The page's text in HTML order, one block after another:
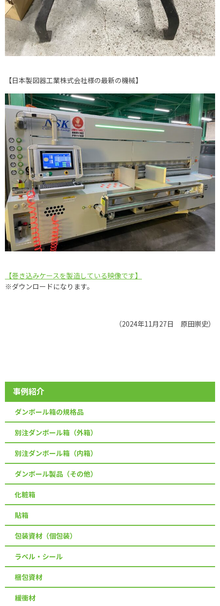
【日本製図器工業株式会社様の最新の機械】
【巻き込みケースを製造している映像です】
※ダウンロードになります。
（2024年11月27日 原田崇史）
事例紹介
ダンボール箱の規格品
別注ダンボール箱（外箱）
別注ダンボール箱（内箱）
ダンボール製品（その他）
化粧箱
貼箱
包装資材（個包装）
ラベル・シール
梱包資材
緩衝材